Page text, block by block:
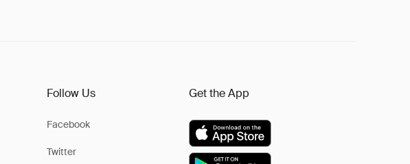
Follow Us
Facebook
Twitter
Get the App